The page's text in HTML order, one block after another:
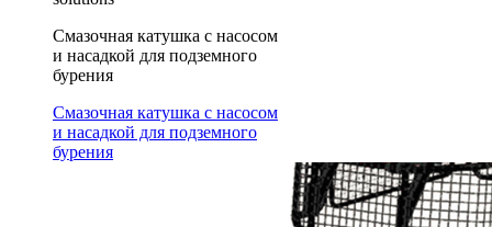
Смазочная катушка с насосом
и насадкой для подземного
бурения
Смазочная катушка с насосом
и насадкой для подземного
бурения